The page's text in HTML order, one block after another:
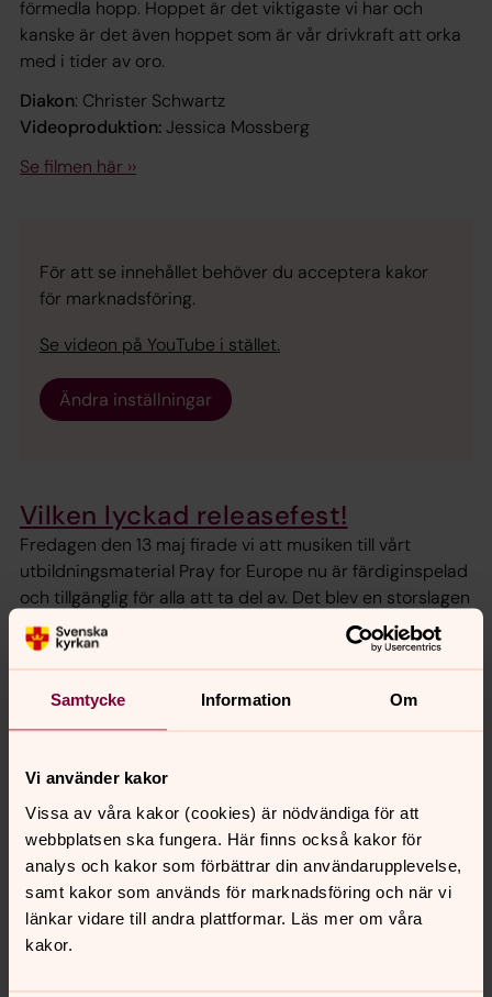
Samtycke Information Om
Vi använder kakor
Vissa av våra kakor (cookies) är nödvändiga för att
webbplatsen ska fungera. Här finns också kakor för
analys och kakor som förbättrar din användarupplevelse,
samt kakor som används för marknadsföring och när vi
länkar vidare till andra plattformar. Läs mer om våra
kakor.
förmedla hopp. Hoppet är det viktigaste vi har och
kanske är det även hoppet som är vår drivkraft att orka
med i tider av oro.
Diakon: Christer Schwartz
Videoproduktion:Jessica Mossberg
Se filmen här ››
För att se innehållet behöver du acceptera kakor
för marknadsföring.
Se videon på YouTube i stället.
Ändra inställningar
Vilken lyckad releasefest!
Fredagen den 13 maj firade vi att musiken till vårt
utbildningsmaterial Pray for Europe nu är färdiginspelad
och tillgänglig för alla att ta del av. Det blev en storslagen
fest med mycket musik.
Ljusstake Johannes – ett stycke
historia!
doppresent, studentpresent, till någon som fyller jämnt
eller till dig själv! Köp en ljusstake och bidra till
bevarandet av S:t Johannes kyrka. Ljusstakarna har
skapats av takskifferplattor från S:t Johannes kyrka i
Stockholm. De är signerade av kyrkoherde Catharina
Segerbank, numrerade och helt unika i sitt slag.
Nyproducerade och antika på samma gång!